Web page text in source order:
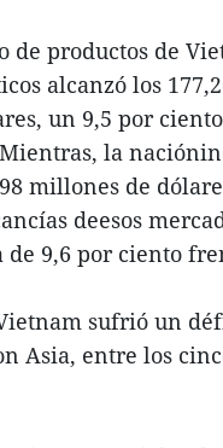
de productos de
alcanzó los
un 9,5 por
la
millones de
deesos
9,6 por ciento
sufrió un
Asia, entre los